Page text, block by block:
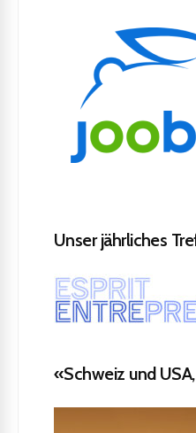
Unser jährliches
«Schweiz und